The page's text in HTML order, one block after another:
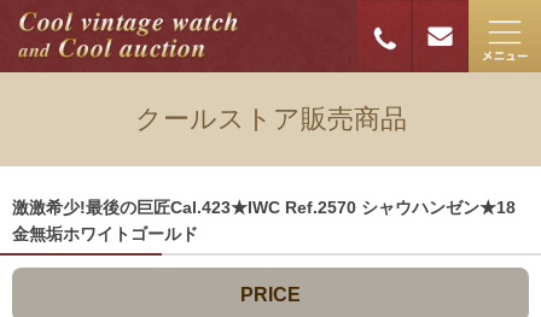
クールストア販売商品
激激希少!最後の巨匠Cal.423★IWC Ref.2570 シャウハンゼン★18
金無垢ホワイトゴールド
PRICE